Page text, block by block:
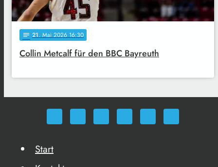
notes 21. Mai 2026 16:30
Collin Metcalf für den BBC Bayreuth
Start